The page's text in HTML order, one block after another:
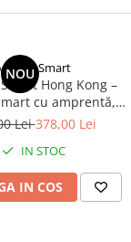
NOU
Hong Kong –
cu amprentă,
bluetooth și cheie,
opțiuni de acces,
auriu mat
Lei378,00 Lei
IN STOC
IN COS